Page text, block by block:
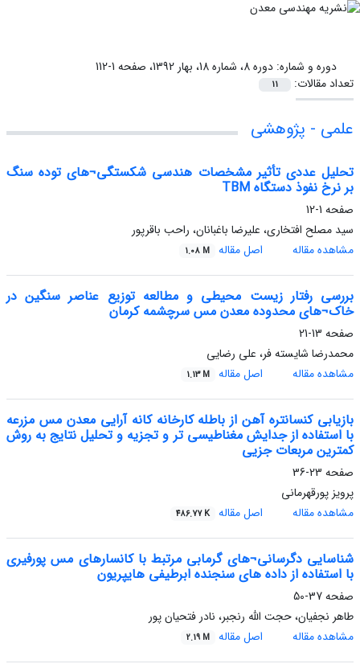
دوره و شماره:دوره 8، شماره 18، بهار 1392، صفحه 1-112
تعداد مقالات:
11
علمی - پژوهشی
تحلیل عددی تأثیر مشخصات هندسی شکستگی¬های توده سنگ
بر نرخ نفوذ دستگاه TBM
صفحه 1-12
سید مصلح افتخاری، علیرضا باغبانان، راحب باقرپور
مشاهده مقاله
اصل مقاله 1.08 M
بررسی رفتار زیست محیطی و مطالعه توزیع عناصر سنگین در
خاک¬های محدوده معدن مس سرچشمه کرمان
صفحه 13-21
محمدرضا شایسته فر، علی رضایی
مشاهده مقاله
اصل مقاله 1.13 M
بازیابی کنسانتره آهن از باطله کارخانه کانه آرایی معدن مس مزرعه
با استفاده از جدایش مغناطیسی تر و تجزیه و تحلیل نتایج به روش
کمترین مربعات جزیی
صفحه 23-36
پرویز پورقهرمانی
مشاهده مقاله
اصل مقاله 486.77 K
شناسایی دگرسانی¬های گرمابی مرتبط با کانسارهای مس پورفیری
با استفاده از داده های سنجنده ابرطیفی هایپریون
صفحه37-50
طاهر نجفیان، حجت الله رنجبر، نادر فتحیان پور
مشاهده مقاله
اصل مقاله 2.19 M